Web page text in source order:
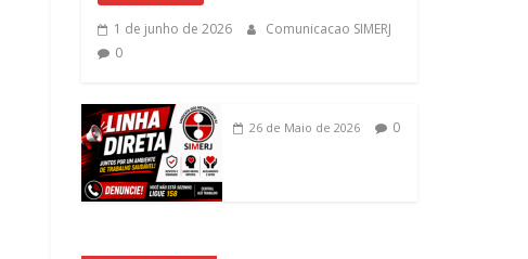
1 de junho de 2026
Comunicacao SIMERJ
0
26 de Maio de 2026 0